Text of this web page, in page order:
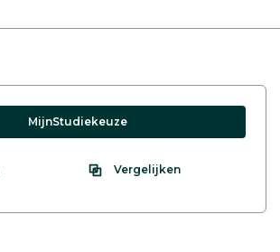
MijnStudiekeuze
Vergelijken